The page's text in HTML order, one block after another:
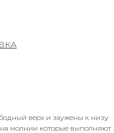
верх и заужены к низу
молнии которые выполняют